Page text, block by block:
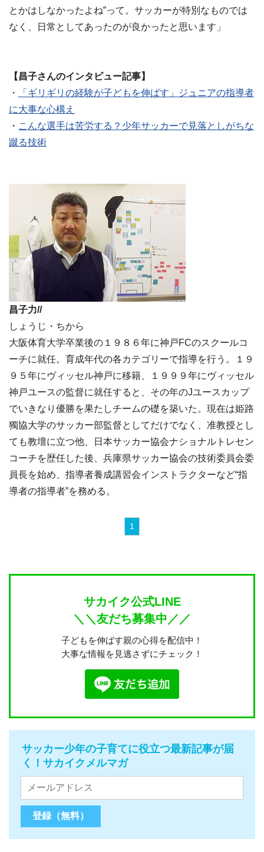
とかはしなかったよね”って。サッカーが特別なものでは
なく、日常としてあったのが良かったと思います」
【昌子さんのインタビュー記事】
・
「ギリギリの経験が子どもを伸ばす」ジュニアの指導者
に大事な心構え
・ こんな選手は苦労する？少年サッカーで見落としがちな
蹴る技術
昌子力//
しょうじ・ちから
大阪体育大学卒業後の１９８６年に神戸FCのスクールコ
ーチに就任。育成年代の各カテゴリーで指導を行う。１９
９５年にヴィッセル神戸に移籍、１９９９年にヴィッセル
神戸ユースの監督に就任すると、その年のJユースカップ
でいきなり優勝を果たしチームの礎を築いた。現在は姫路
獨協大学のサッカー部監督としてだけでなく、准教授とし
ても教壇に立つ他、日本サッカー協会ナショナルトレセン
コーチを歴任した後、兵庫県サッカー協会の技術委員会委
員長を始め、指導者養成講習会インストラクターなど“指
導者の指導者”を務める。
1
サカイク公式LINE
＼＼友だち募集中／／
子どもを伸ばす親の心得を配信中！
大事な情報を見逃さずにチェック！
サッカー少年の子育てに役立つ最新記事が届
く！サカイクメルマガ